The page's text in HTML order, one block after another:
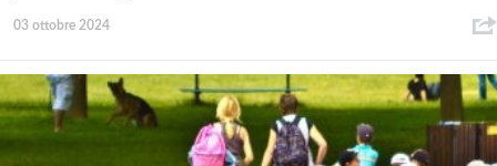
03 ottobre 2024